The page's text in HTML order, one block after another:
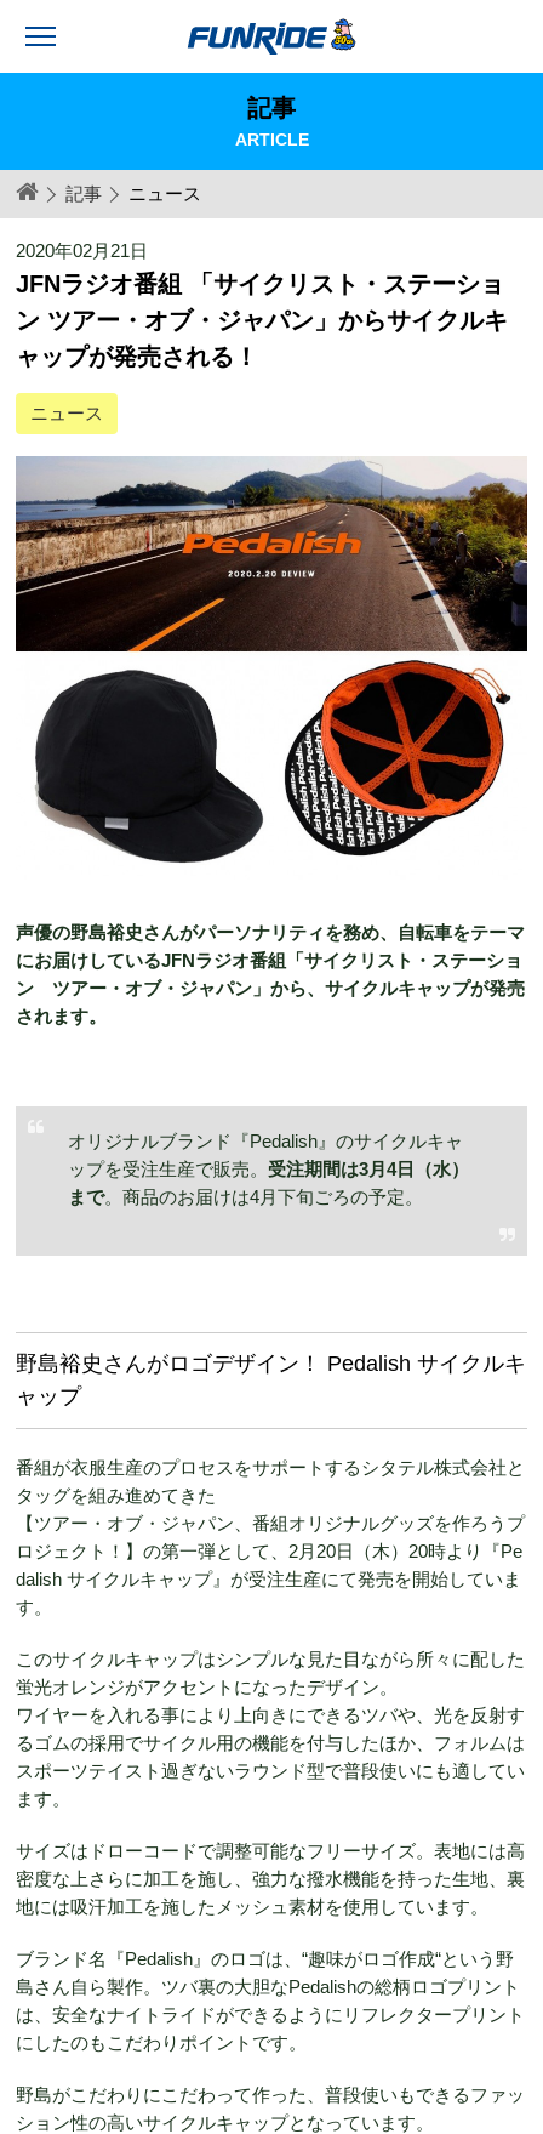
記事
ARTICLE
記事 ニュース
2020年02月21日
JFNラジオ番組 「サイクリスト・ステーショ
ン ツアー・オブ・ジャパン」からサイクルキ
ャップが発売される！
ニュース
声優の野島裕史さんがパーソナリティを務め、自転車をテーマ
にお届けしているJFNラジオ番組「サイクリスト・ステーショ
ン ツアー・オブ・ジャパン」から、サイクルキャップが発売
されます。
オリジナルブランド『Pedalish』のサイクルキャ
ップを受注生産で販売。 受注期間は3月4日（水）
まで。商品のお届けは4月下旬ごろの予定。
野島裕史さんがロゴデザイン！ Pedalish サイクルキ
ャップ
番組が衣服生産のプロセスをサポートするシタテル株式会社と
タッグを組み進めてきた
【ツアー・オブ・ジャパン、番組オリジナルグッズを作ろうプ
ロジェクト！】の第一弾として、2月20日（木）20時より『Pe
dalish サイクルキャップ』が受注生産にて発売を開始していま
す。
このサイクルキャップはシンプルな見た目ながら所々に配した
蛍光オレンジがアクセントになったデザイン。
ワイヤーを入れる事により上向きにできるツバや、光を反射す
るゴムの採用でサイクル用の機能を付与したほか、フォルムは
スポーツテイスト過ぎないラウンド型で普段使いにも適してい
ます。
サイズはドローコードで調整可能なフリーサイズ。表地には高
密度な上さらに加工を施し、強力な撥水機能を持った生地、裏
地には吸汗加工を施したメッシュ素材を使用しています。
ブランド名『Pedalish』のロゴは、“趣味がロゴ作成“という野
島さん自ら製作。ツバ裏の大胆なPedalishの総柄ロゴプリント
は、安全なナイトライドができるようにリフレクタープリント
にしたのもこだわりポイントです。
野島がこだわりにこだわって作った、普段使いもできるファッ
ション性の高いサイクルキャップとなっています。